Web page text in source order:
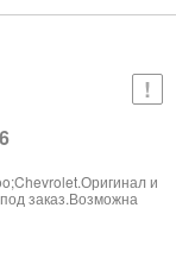
и
заказ.Возможна